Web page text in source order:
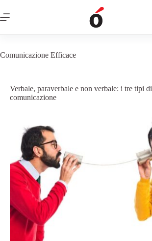
Comunicazione Efficace
Verbale, paraverbale e non verbale: i tre tipi di
comunicazione